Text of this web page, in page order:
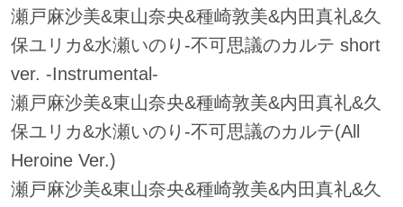
瀬戸麻沙美&東山奈央&種崎敦美&内田真礼&久
保ユリカ&水瀬いのり-不可思議のカルテ short
ver. -Instrumental-
瀬戸麻沙美&東山奈央&種崎敦美&内田真礼&久
保ユリカ&水瀬いのり-不可思議のカルテ(All
Heroine Ver.)
瀬戸麻沙美&東山奈央&種崎敦美&内田真礼&久